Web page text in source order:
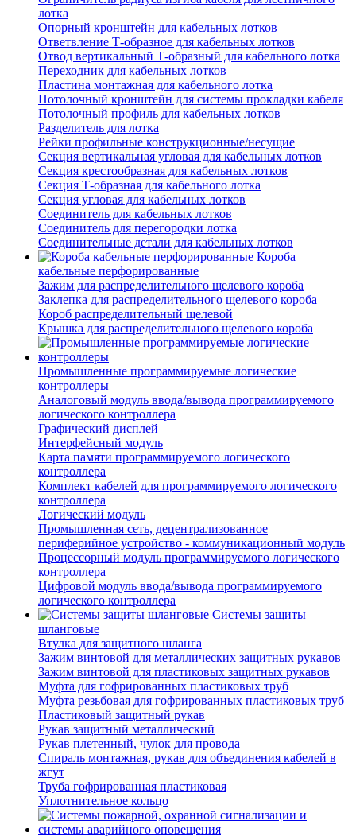
лотка
Опорный кронштейн для кабельных лотков
Ответвление Т-образное для кабельных лотков
Отвод вертикальный Т-образный для кабельного лотка
Переходник для кабельных лотков
Пластина монтажная для кабельного лотка
Потолочный кронштейн для системы прокладки кабеля
Потолочный профиль для кабельных лотков
Разделитель для лотка
Рейки профильные конструкционные/несущие
Секция вертикальная угловая для кабельных лотков
Секция крестообразная для кабельных лотков
Секция Т-образная для кабельного лотка
Секция угловая для кабельных лотков
Соединитель для кабельных лотков
Соединитель для перегородки лотка
Соединительные детали для кабельных лотков
Короба
кабельные перфорированные
Зажим для распределительного щелевого короба
Заклепка для распределительного щелевого короба
Короб распределительный щелевой
Крышка для распределительного щелевого короба
Промышленные программируемые логические
контроллеры
Аналоговый модуль ввода/вывода программируемого
логического контроллера
Графический дисплей
Интерфейсный модуль
Карта памяти программируемого логического
контроллера
Комплект кабелей для программируемого логического
контроллера
Логический модуль
Промышленная сеть, децентрализованное
периферийное устройство - коммуникационный модуль
Процессорный модуль программируемого логического
контроллера
Цифровой модуль ввода/вывода программируемого
логического контроллера
Системы защиты
шланговые
Втулка для защитного шланга
Зажим винтовой для металлических защитных рукавов
Зажим винтовой для пластиковых защитных рукавов
Муфта для гофрированных пластиковых труб
Муфта резьбовая для гофрированных пластиковых труб
Пластиковый защитный рукав
Рукав защитный металлический
Рукав плетенный, чулок для провода
Спираль монтажная, рукав для объединения кабелей в
жгут
Труба гофрированная пластиковая
Уплотнительное кольцо